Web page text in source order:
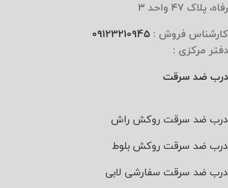
رفاه، پلاک ۴۷ واحد ۳
کارشناس فروش : 09123210945
دفتر مرکزی :
درب ضد سرقت
درب ضد سرقت روکش راش
درب ضد سرقت روکش بلوط
درب ضد سرقت سفارشی لابی